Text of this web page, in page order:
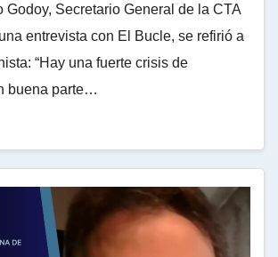
Godoy, Secretario General de la CTA
entrevista con El Bucle, se refirió a
“Hay una fuerte crisis de
buena parte…